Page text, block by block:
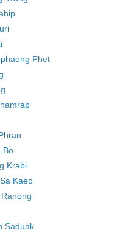
Phet
Bo
Krabi
Kaeo
Saduak